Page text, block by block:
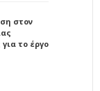
στον
για το έργο